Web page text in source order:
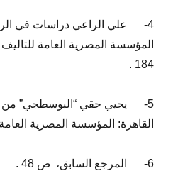
4-
علي الراعي دراسات في
184 .
5-
يحيي حقي “البوسطجي”
القاهرة: المؤسسة المصرية العامة
6- المرجع السابق، ص 48 .